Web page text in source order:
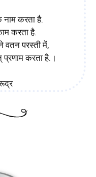
नाम करता है.
करता है.
वतन परस्ती में,
करता है.।